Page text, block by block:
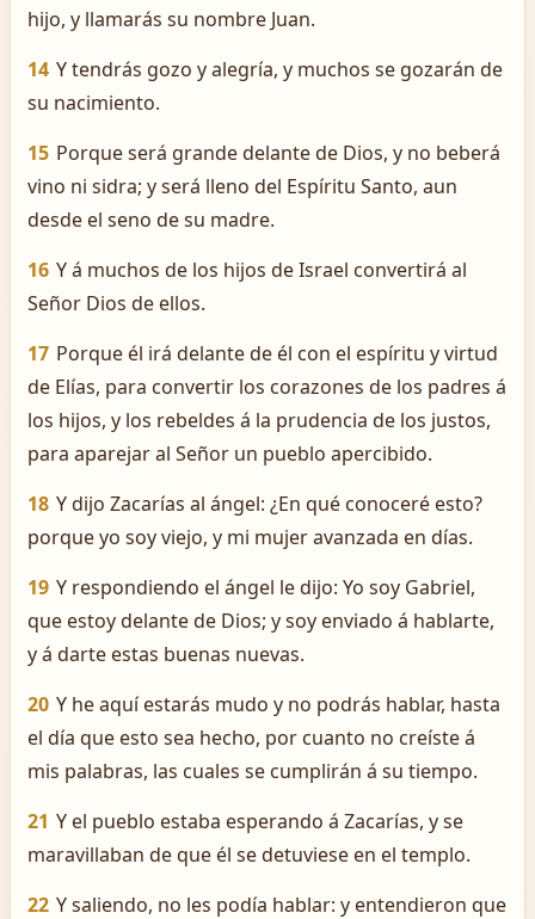
hijo, y llamarás su nombre Juan.
14 Y tendrás gozo y alegría, y muchos se gozarán de
su nacimiento.
15 Porque será grande delante de Dios, y no beberá
vino ni sidra; y será lleno del Espíritu Santo, aun
desde el seno de su madre.
16 Y á muchos de los hijos de Israel convertirá al
Señor Dios de ellos.
17 Porque él irá delante de él con el espíritu y virtud
de Elías, para convertir los corazones de los padres á
los hijos, y los rebeldes á la prudencia de los justos,
para aparejar al Señor un pueblo apercibido.
18 Y dijo Zacarías al ángel: ¿En qué conoceré esto?
porque yo soy viejo, y mi mujer avanzada en días.
19 Y respondiendo el ángel le dijo: Yo soy Gabriel,
que estoy delante de Dios; y soy enviado á hablarte,
y á darte estas buenas nuevas.
20 Y he aquí estarás mudo y no podrás hablar, hasta
el día que esto sea hecho, por cuanto no creíste á
mis palabras, las cuales se cumplirán á su tiempo.
21 Y el pueblo estaba esperando á Zacarías, y se
maravillaban de que él se detuviese en el templo.
22 Y saliendo, no les podía hablar: y entendieron que